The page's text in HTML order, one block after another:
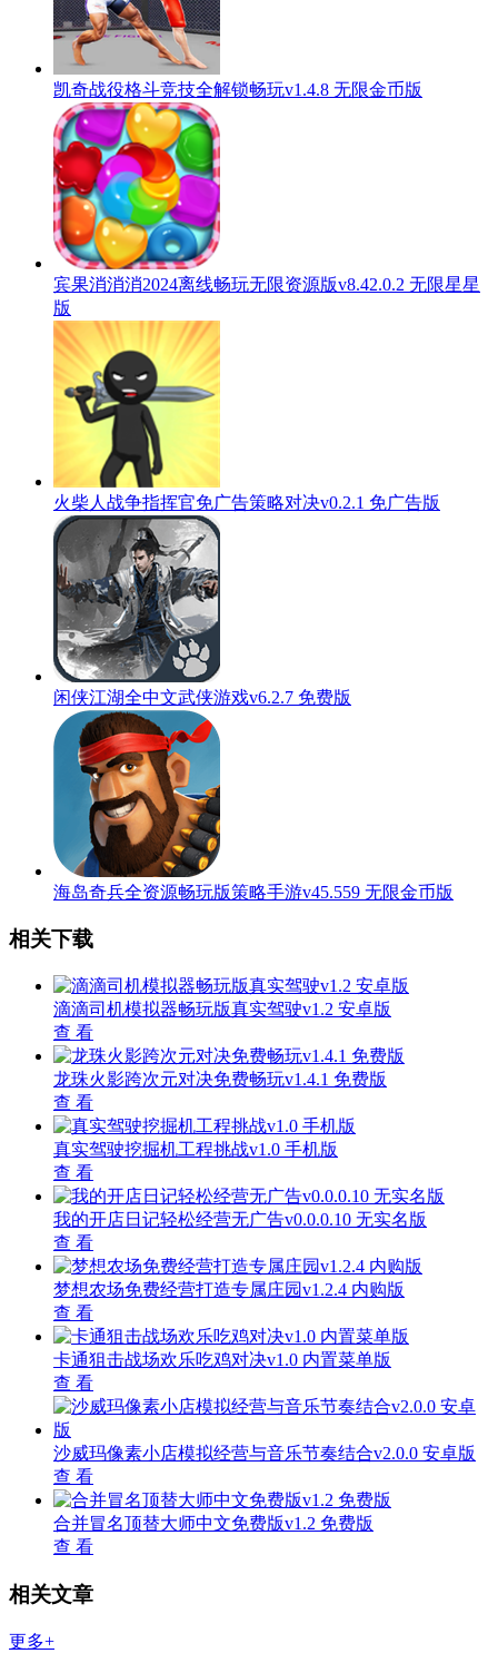
凯奇战役格斗竞技全解锁畅玩v1.4.8 无限金币版
宾果消消消2024离线畅玩无限资源版v8.42.0.2 无限星星
版
火柴人战争指挥官免广告策略对决v0.2.1 免广告版
闲侠江湖全中文武侠游戏v6.2.7 免费版
海岛奇兵全资源畅玩版策略手游v45.559 无限金币版
相关下载
滴滴司机模拟器畅玩版真实驾驶v1.2 安卓版
查 看
龙珠火影跨次元对决免费畅玩v1.4.1 免费版
查 看
真实驾驶挖掘机工程挑战v1.0 手机版
查 看
我的开店日记轻松经营无广告v0.0.0.10 无实名版
查 看
梦想农场免费经营打造专属庄园v1.2.4 内购版
查 看
卡通狙击战场欢乐吃鸡对决v1.0 内置菜单版
查 看
沙威玛像素小店模拟经营与音乐节奏结合v2.0.0 安卓版
查 看
合并冒名顶替大师中文免费版v1.2 免费版
查 看
相关文章
更多+